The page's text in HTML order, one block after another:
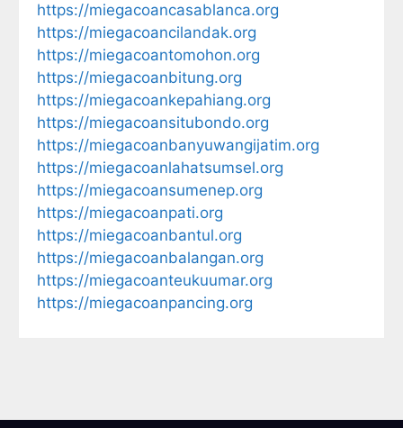
https://miegacoancasablanca.org
https://miegacoancilandak.org
https://miegacoantomohon.org
https://miegacoanbitung.org
https://miegacoankepahiang.org
https://miegacoansitubondo.org
https://miegacoanbanyuwangijatim.org
https://miegacoanlahatsumsel.org
https://miegacoansumenep.org
https://miegacoanpati.org
https://miegacoanbantul.org
https://miegacoanbalangan.org
https://miegacoanteukuumar.org
https://miegacoanpancing.org